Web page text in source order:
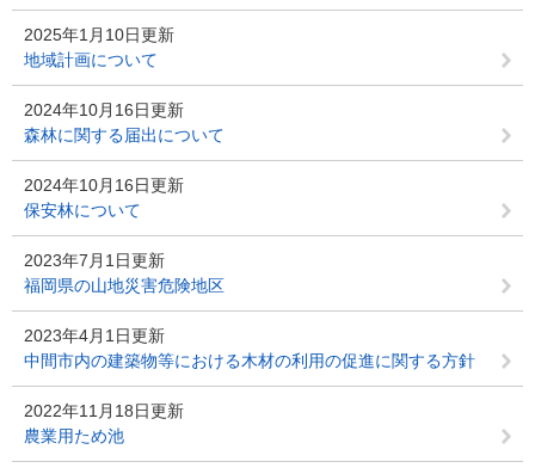
2025年1月10日更新
地域計画について
2024年10月16日更新
森林に関する届出について
2024年10月16日更新
保安林について
2023年7月1日更新
福岡県の山地災害危険地区
2023年4月1日更新
中間市内の建築物等における木材の利用の促進に関する方針
2022年11月18日更新
農業用ため池